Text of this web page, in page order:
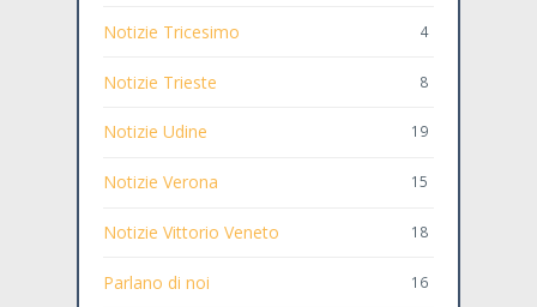
Notizie Tricesimo 4
Notizie Trieste 8
Notizie Udine 19
Notizie Verona 15
Notizie Vittorio Veneto 18
Parlano di noi 16